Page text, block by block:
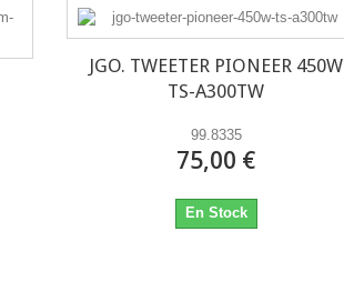
JGO. TWEETER PIONEER 450W
TS-A300TW
99.8335
75,00 €
En Stock